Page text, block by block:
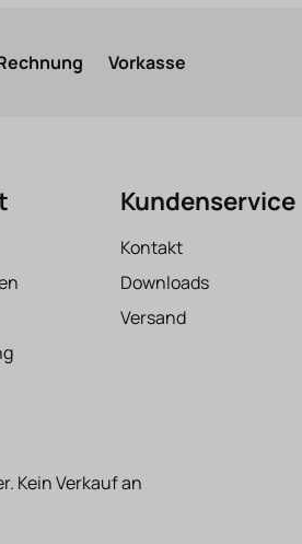
Vorkasse
Kundenservice
Kontakt
Downloads
Versand
Kein Verkauf an